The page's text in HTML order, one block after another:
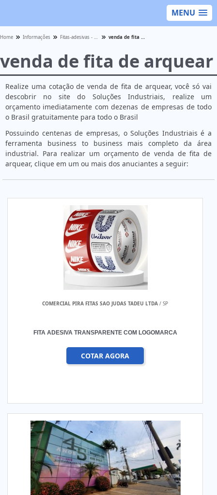
MENU
Home Informações Fitas-adesivas - Categoria venda de fita de arquear
venda de fita de arquear
Realize uma cotação de venda de fita de arquear, você só vai
descobrir no site do Soluções Industriais, realize um
orçamento imediatamente com dezenas de empresas de todo
o Brasil gratuitamente para todo o Brasil
Possuindo centenas de empresas, o Soluções Industriais é a
ferramenta business to business mais completo da área
industrial. Para realizar um orçamento de venda de fita de
arquear, clique em um ou mais dos anuciantes a seguir:
COMERCIAL PIRA FITAS SAO JUDAS TADEU LTDA / SP
FITA ADESIVA TRANSPARENTE COM LOGOMARCA
COTAR AGORA